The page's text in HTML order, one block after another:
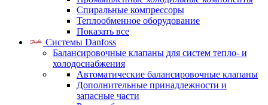
Спиральные компрессоры
Теплообменное оборудование
Показать все
Системы Danfoss
Балансировочные клапаны для систем тепло- и
холодоснабжения
Автоматические балансировочные клапаны
Дополнительные принадлежности и
запасные части